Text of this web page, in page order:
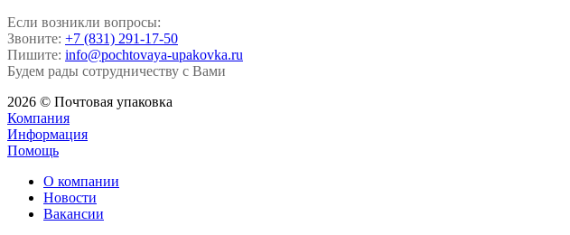
Если возникли вопросы:
Звоните: +7 (831) 291-17-50
Пишите: info@pochtovaya-upakovka.ru
Будем рады сотрудничеству с Вами
2026 © Почтовая упаковка
Компания
Информация
Помощь
О компании
Новости
Вакансии